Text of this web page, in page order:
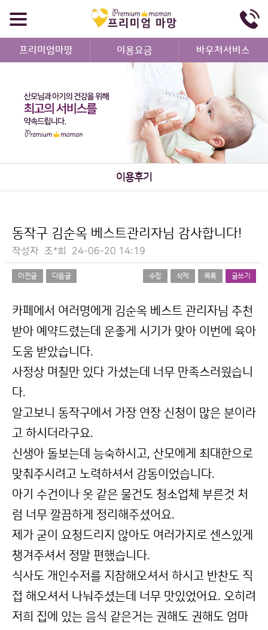
프리미엄마망 이용요금 바우처서비스
이용후기
동작구 김순옥 베스트관리자님 감사합니다!
작성자 조*희 24-06-20 14:19
이전글 다음글 수정 삭제 목록 글쓰기
본문
카페에서 여러명에게 김순옥 베스트 관리자님 추천
받아 예약드렸는데 운좋게 시기가 맞아 이번에 육아
도움 받았습니다.
사정상 며칠만 있다 가셨는데 너무 만족스러웠습니
다.
알고보니 동작구에서 가장 연장 신청이 많은 분이라
고 하시더라구요.
신생아 돌보는데 능숙하시고, 산모에게 최대한으로
맞춰주시려고 노력하셔서 감동이었습니다.
아기 수건이나 옷 같은 물건도 청소업체 부른것 처
럼 너무 깔끔하게 정리해주셨어요.
제가 굳이 요청드리지 않아도 여러가지로 센스있게
챙겨주셔서 정말 편했습니다.
식사도 개인수저를 지참해오셔서 하시고 반찬도 직
접 해오셔서 나눠주셨는데 너무 맛있었어요. 오히려
저희 집에 있는 음식 같은거는 권해도 권해도 엄마